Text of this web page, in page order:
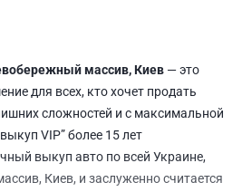
массив, Киев — это
для всех, кто хочет продать
сложностей и с максимальной
VIP” более 15 лет
выкуп авто по всей Украине,
Киев, и заслуженно считается